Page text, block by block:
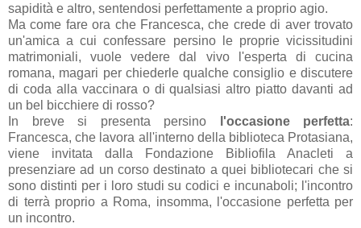
sapidità e altro, sentendosi perfettamente a proprio agio.
Ma come fare ora che Francesca, che crede di aver trovato
un'amica a cui confessare persino le proprie vicissitudini
matrimoniali, vuole vedere dal vivo l'esperta di cucina
romana, magari per chiederle qualche consiglio e discutere
di coda alla vaccinara o di qualsiasi altro piatto davanti ad
un bel bicchiere di rosso?
In breve si presenta persino l'occasione perfetta:
Francesca, che lavora all'interno della biblioteca Protasiana,
viene invitata dalla Fondazione Bibliofila Anacleti a
presenziare ad un corso destinato a quei bibliotecari che si
sono distinti per i loro studi su codici e incunaboli; l'incontro
di terrà proprio a Roma, insomma, l'occasione perfetta per
un incontro.